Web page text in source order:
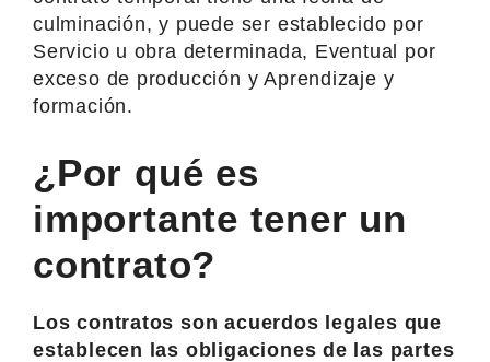
culminación, y puede ser establecido por
Servicio u obra determinada, Eventual por
exceso de producción y Aprendizaje y
formación.
¿Por qué es
importante tener un
contrato?
Los contratos son acuerdos legales que
establecen las obligaciones de las partes